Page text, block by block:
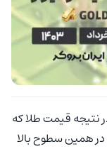
نتیجه قیمت طلا که
همین سطوح بالا